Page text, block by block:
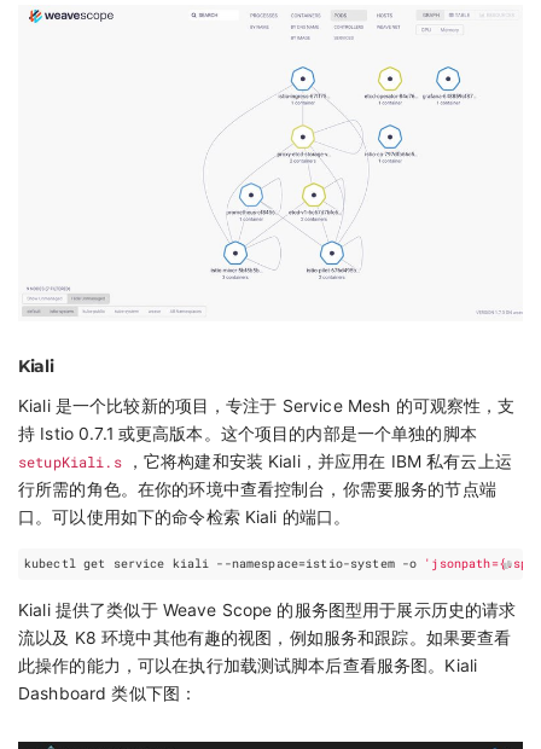
Kiali
Kiali 是一个比较新的项目，专注于 Service Mesh 的可观察性，支
持 Istio 0.7.1 或更高版本。这个项目的内部是一个单独的脚本
setupKiali.s，它将构建和安装 Kiali，并应用在 IBM 私有云上运
行所需的角色。在你的环境中查看控制台，你需要服务的节点端
口。可以使用如下的命令检索 Kiali 的端口。
kubectl get service kiali --namespace=istio-system -o
Kiali 提供了类似于 Weave Scope 的服务图型用于展示历史的请求
流以及 K8 环境中其他有趣的视图，例如服务和跟踪。如果要查看
此操作的能力，可以在执行加载测试脚本后查看服务图。Kiali
Dashboard 类似下图：